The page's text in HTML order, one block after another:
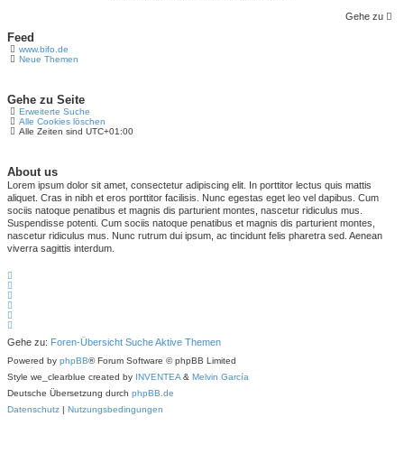
Gehe zu
Feed
www.bifo.de
Neue Themen
Gehe zu Seite
Erweiterte Suche
Alle Cookies löschen
Alle Zeiten sind UTC+01:00
About us
Lorem ipsum dolor sit amet, consectetur adipiscing elit. In porttitor lectus quis mattis
aliquet. Cras in nibh et eros porttitor facilisis. Nunc egestas eget leo vel dapibus. Cum
sociis natoque penatibus et magnis dis parturient montes, nascetur ridiculus mus.
Suspendisse potenti. Cum sociis natoque penatibus et magnis dis parturient montes,
nascetur ridiculus mus. Nunc rutrum dui ipsum, ac tincidunt felis pharetra sed. Aenean
viverra sagittis interdum.
Gehe zu: Foren-Übersicht SucheAktive Themen
Powered by phpBB® Forum Software © phpBB Limited
Style we_clearblue created by INVENTEA & Melvin García
Deutsche Übersetzung durch phpBB.de
Datenschutz | Nutzungsbedingungen